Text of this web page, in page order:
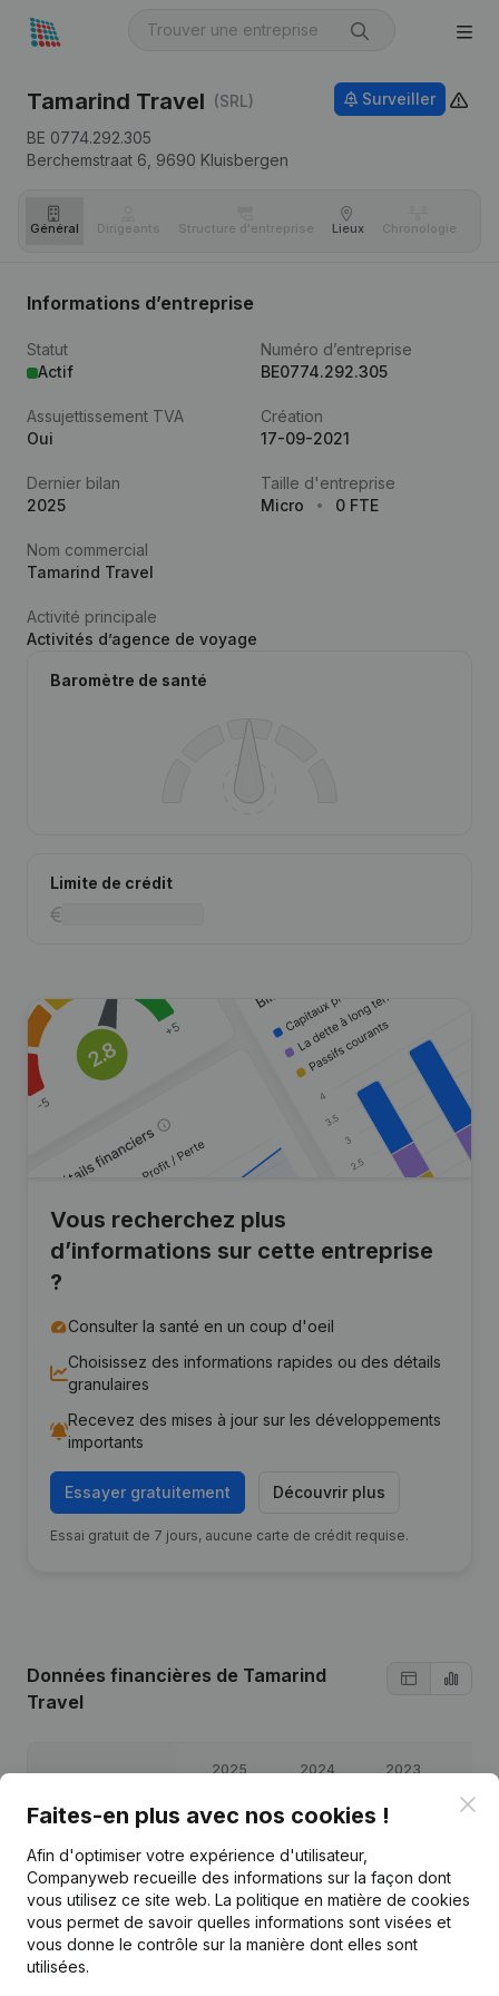
Tamarind Travel (SRL)
BE 0774.292.305
Berchemstraat 6, 9690 Kluisbergen
Surveiller
Général Dirigeants Structure d'entreprise Lieux Chronologie
Informations d’entreprise
Statut
Actif
Numéro d’entreprise
BE0774.292.305
Assujettissement TVA
Oui
Création
17-09-2021
Dernier bilan
2025
Taille d'entreprise
Micro
0 FTE
Nom commercial
Tamarind Travel
Activité principale
Activités d’agence de voyage
Baromètre de santé
Limite de crédit
Vous recherchez plus
d’informations sur cette entreprise
?
Consulter la santé en un coup d'oeil
Choisissez des informations rapides ou des détails
granulaires
Recevez des mises à jour sur les développements
importants
Essayer gratuitement Découvrir plus
Essai gratuit de 7 jours, aucune carte de crédit requise.
Données financières de Tamarind
Travel
2025 2024 2023
Bénéfices/pertes € 26 762 € 25 724 €30 990
Capitaux propres € 90 563 €103 801 €78 077 €
Marge brute €50 323 €62 921 €69 621 €
Faites-en plus avec nos cookies !
Afin d'optimiser votre expérience d'utilisateur,
Companyweb recueille des informations sur la façon dont
vous utilisez ce site web. La politique en matière de cookies
vous permet de savoir quelles informations sont visées et
vous donne le contrôle sur la manière dont elles sont
utilisées.